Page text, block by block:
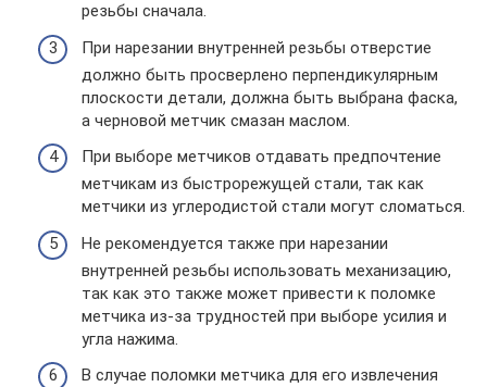
резьбы сначала.
При нарезании внутренней резьбы отверстие
должно быть просверлено перпендикулярным
плоскости детали, должна быть выбрана фаска,
а черновой метчик смазан маслом.
При выборе метчиков отдавать предпочтение
метчикам из быстрорежущей стали, так как
метчики из углеродистой стали могут сломаться.
Не рекомендуется также при нарезании
внутренней резьбы использовать механизацию,
так как это также может привести к поломке
метчика из-за трудностей при выборе усилия и
угла нажима.
В случае поломки метчика для его извлечения